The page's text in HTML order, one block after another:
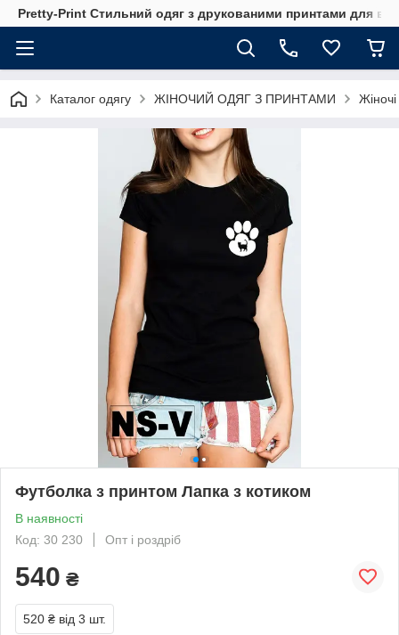
Pretty-Print Стильний одяг з друкованими принтами для
Каталог одягу ЖІНОЧИЙ ОДЯГ З ПРИНТАМИ
Футболка з принтом Лапка з котиком
В наявності
Код: 30 230
Опт і роздріб
540 ₴
520 ₴ від 3 шт.